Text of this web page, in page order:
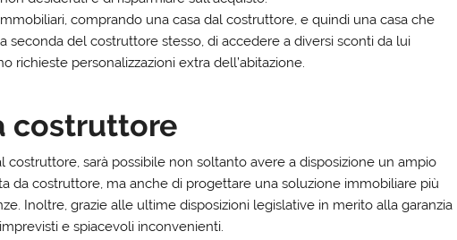
comprando una casa dal costruttore, e quindi una casa che
seconda del costruttore stesso, di accedere a diversi sconti da lui
richieste personalizzazioni extra dell’abitazione.
costruttore
costruttore, sarà possibile non soltanto avere a disposizione un ampio
da costruttore, ma anche di progettare una soluzione immobiliare più
Inoltre, grazie alle ultime disposizioni legislative in merito alla garanzia
e spiacevoli inconvenienti.